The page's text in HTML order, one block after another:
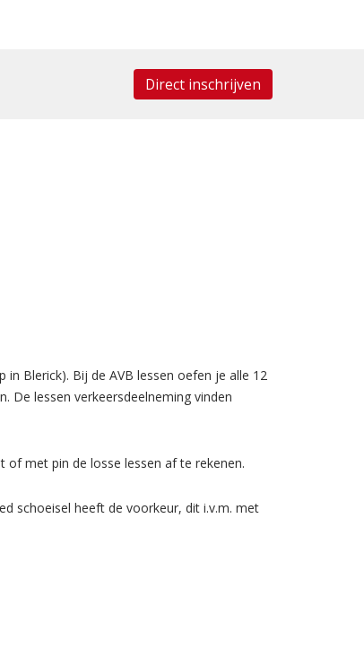
Direct inschrijven
Blerick). Bij de AVB lessen oefen je alle 12
De lessen verkeersdeelneming vinden
met pin de losse lessen af te rekenen.
schoeisel heeft de voorkeur, dit i.v.m. met